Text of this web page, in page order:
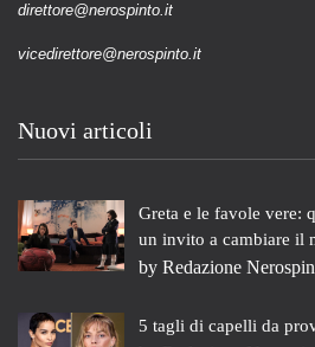
direttore@nerospinto.it
vicedirettore@nerospinto.it
Nuovi articoli
Greta e le favole vere:
un invito a cambiare il
by Redazione
5 tagli di capelli da